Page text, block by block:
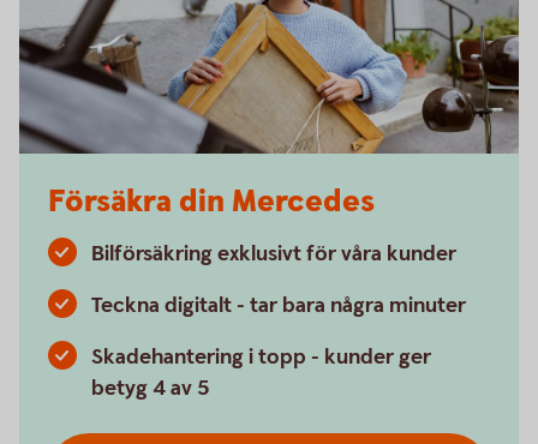
Försäkra din Mercedes
Bilförsäkring exklusivt för våra kunder
Teckna digitalt - tar bara några minuter
Skadehantering i topp - kunder ger
betyg 4 av 5